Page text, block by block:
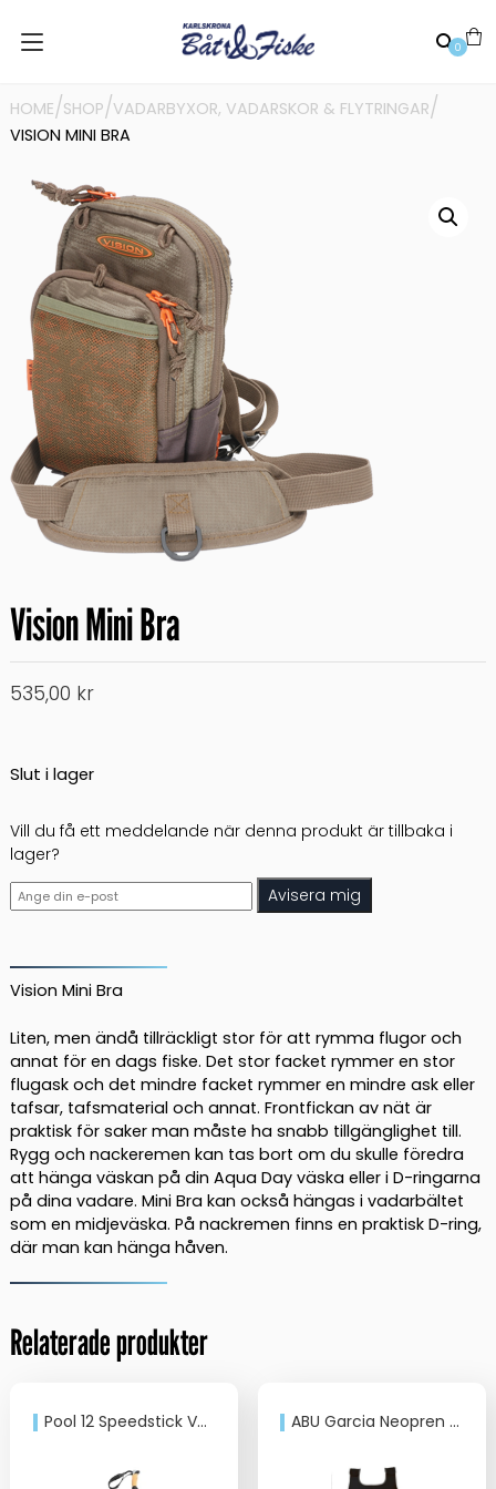
0
HOME/SHOP/VADARBYXOR, VADARSKOR & FLYTRINGAR/
VISION MINI BRA
Vision Mini Bra
535,00 kr
Slut i lager
Vill du få ett meddelande när denna produkt är tillbaka i
lager?
Avisera mig
Vision Mini Bra
Liten, men ändå tillräckligt stor för att rymma flugor och
annat för en dags fiske. Det stor facket rymmer en stor
flugask och det mindre facket rymmer en mindre ask eller
tafsar, tafsmaterial och annat. Frontfickan av nät är
praktisk för saker man måste ha snabb tillgänglighet till.
Rygg och nackeremen kan tas bort om du skulle föredra
att hänga väskan på din Aqua Day väska eller i D-ringarna
på dina vadare. Mini Bra kan också hängas i vadarbältet
som en midjeväska. På nackremen finns en praktisk D-ring,
där man kan hänga håven.
Relaterade produkter
Pool 12 Speedstick Vadarstav ABU Garcia Neopren vadare svart.